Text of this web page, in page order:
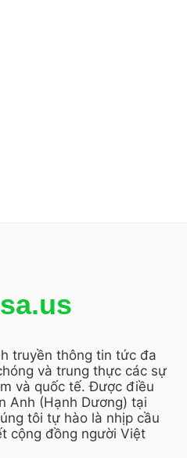
truyền thông tin tức đa
và trung thực các sự
và quốc tế. Được điều
Anh (Hạnh Dương) tại
tôi tự hào là nhịp cầu
cộng đồng người Việt